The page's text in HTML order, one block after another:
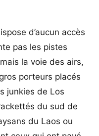
d’aucun accès
pas les pistes
la voie des airs,
porteurs placés
junkies de Los
du sud de
du Laos ou